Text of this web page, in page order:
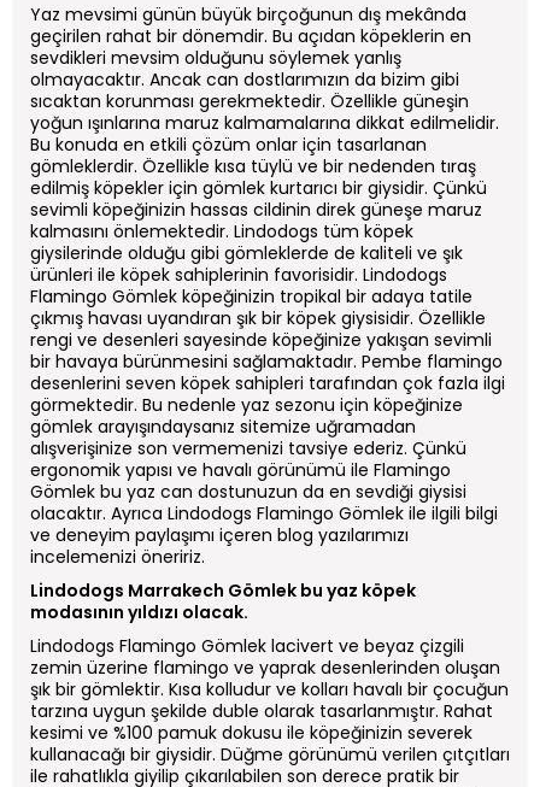
Yaz mevsimi günün büyük birçoğunun dış mekânda
geçirilen rahat bir dönemdir. Bu açıdan köpeklerin en
sevdikleri mevsim olduğunu söylemek yanlış
olmayacaktır. Ancak can dostlarımızın da bizim gibi
sıcaktan korunması gerekmektedir. Özellikle güneşin
yoğun ışınlarına maruz kalmamalarına dikkat edilmelidir.
Bu konuda en etkili çözüm onlar için tasarlanan
gömleklerdir. Özellikle kısa tüylü ve bir nedenden tıraş
edilmiş köpekler için gömlek kurtarıcı bir giysidir. Çünkü
sevimli köpeğinizin hassas cildinin direk güneşe maruz
kalmasını önlemektedir. Lindodogs tüm köpek
giysilerinde olduğu gibi gömleklerde de kaliteli ve şık
ürünleri ile köpek sahiplerinin favorisidir. Lindodogs
Flamingo Gömlek köpeğinizin tropikal bir adaya tatile
çıkmış havası uyandıran şık bir köpek giysisidir. Özellikle
rengi ve desenleri sayesinde köpeğinize yakışan sevimli
bir havaya bürünmesini sağlamaktadır. Pembe flamingo
desenlerini seven köpek sahipleri tarafından çok fazla ilgi
görmektedir. Bu nedenle yaz sezonu için köpeğinize
gömlek arayışındaysanız sitemize uğramadan
alışverişinize son vermemenizi tavsiye ederiz. Çünkü
ergonomik yapısı ve havalı görünümü ile Flamingo
Gömlek bu yaz can dostunuzun da en sevdiği giysisi
olacaktır. Ayrıca Lindodogs Flamingo Gömlek ile ilgili bilgi
ve deneyim paylaşımı içeren blog yazılarımızı
incelemenizi öneririz.
Lindodogs Marrakech Gömlek bu yaz köpek
modasının yıldızı olacak.
Lindodogs Flamingo Gömlek lacivert ve beyaz çizgili
zemin üzerine flamingo ve yaprak desenlerinden oluşan
şık bir gömlektir. Kısa kolludur ve kolları havalı bir çocuğun
tarzına uygun şekilde duble olarak tasarlanmıştır. Rahat
kesimi ve %100 pamuk dokusu ile köpeğinizin severek
kullanacağı bir giysidir. Düğme görünümü verilen çıtçıtları
ile rahatlıkla giyilip çıkarılabilen son derece pratik bir